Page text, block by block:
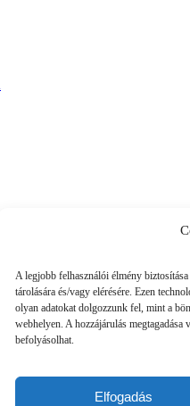
A legjobb felhasználói élmény
tárolására és/vagy elérésére. Ezen
olyan adatokat dolgozzunk fel, mint a
webhelyen. A hozzájárulás
befolyásolhat.
Elfogadás